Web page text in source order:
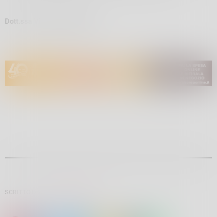
Dott.ssa Viviana Marcelletti
SCRITTO DA: